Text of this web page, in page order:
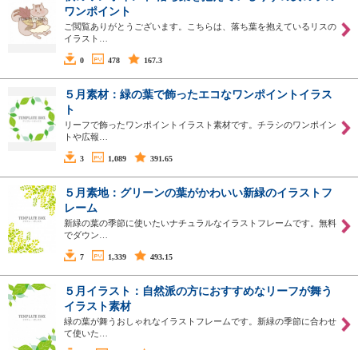
ワンポイント
ご閲覧ありがとうございます。こちらは、落ち葉を抱えているリスの
イラスト…
0 478 167.3
５月素材：緑の葉で飾ったエコなワンポイントイラス
ト
リーフで飾ったワンポイントイラスト素材です。チラシのワンポイン
トや広報…
3 1,089 391.65
５月素地：グリーンの葉がかわいい新緑のイラストフ
レーム
新緑の葉の季節に使いたいナチュラルなイラストフレームです。無料
でダウン…
7 1,339 493.15
５月イラスト：自然派の方におすすめなリーフが舞う
イラスト素材
緑の葉が舞うおしゃれなイラストフレームです。新緑の季節に合わせ
て使いた…